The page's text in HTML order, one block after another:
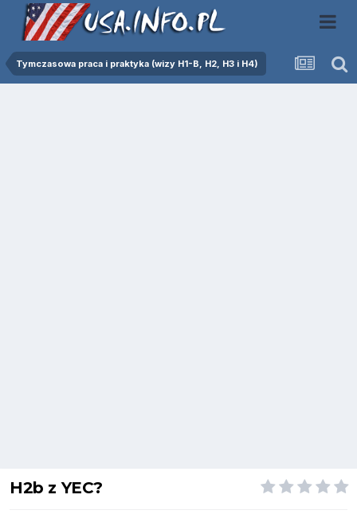
Tymczasowa praca i praktyka (wizy H1-B, H2, H3 i H4)
H2b z YEC?